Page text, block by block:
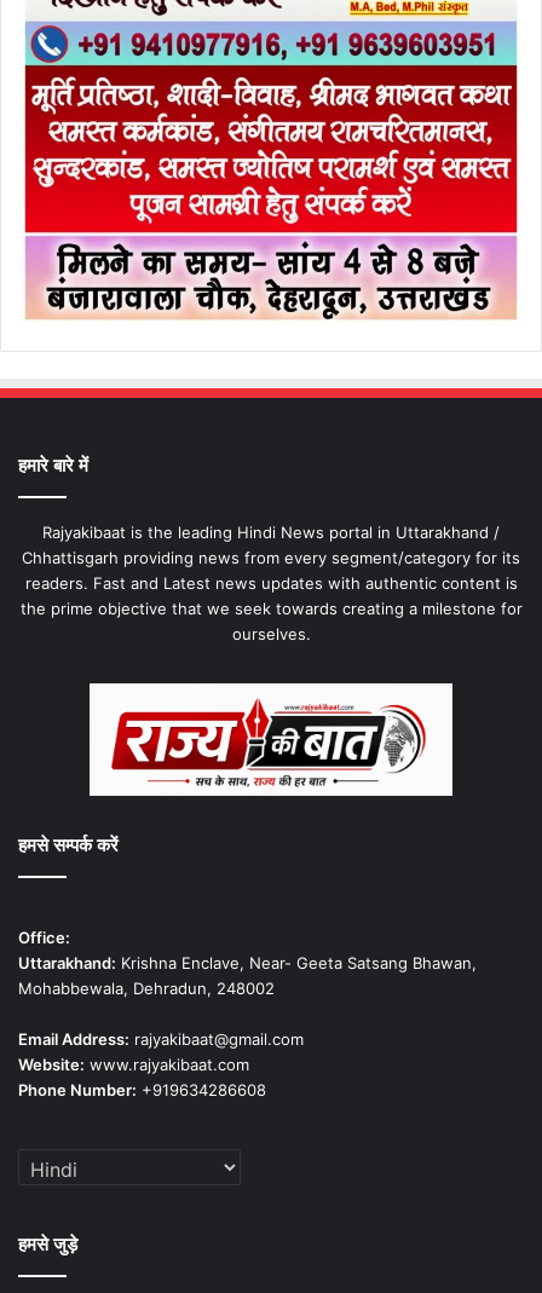
हमारे बारे में
Rajyakibaat is the leading Hindi News portal in Uttarakhand /
Chhattisgarh providing news from every segment/category for its
readers. Fast and Latest news updates with authentic content is
the prime objective that we seek towards creating a milestone for
ourselves.
हमसे सम्पर्क करें
Office:
Uttarakhand: Krishna Enclave, Near- Geeta Satsang Bhawan,
Mohabbewala, Dehradun, 248002
Email Address: rajyakibaat@gmail.com
Website: www.rajyakibaat.com
Phone Number: +919634286608
हमसे जुड़े